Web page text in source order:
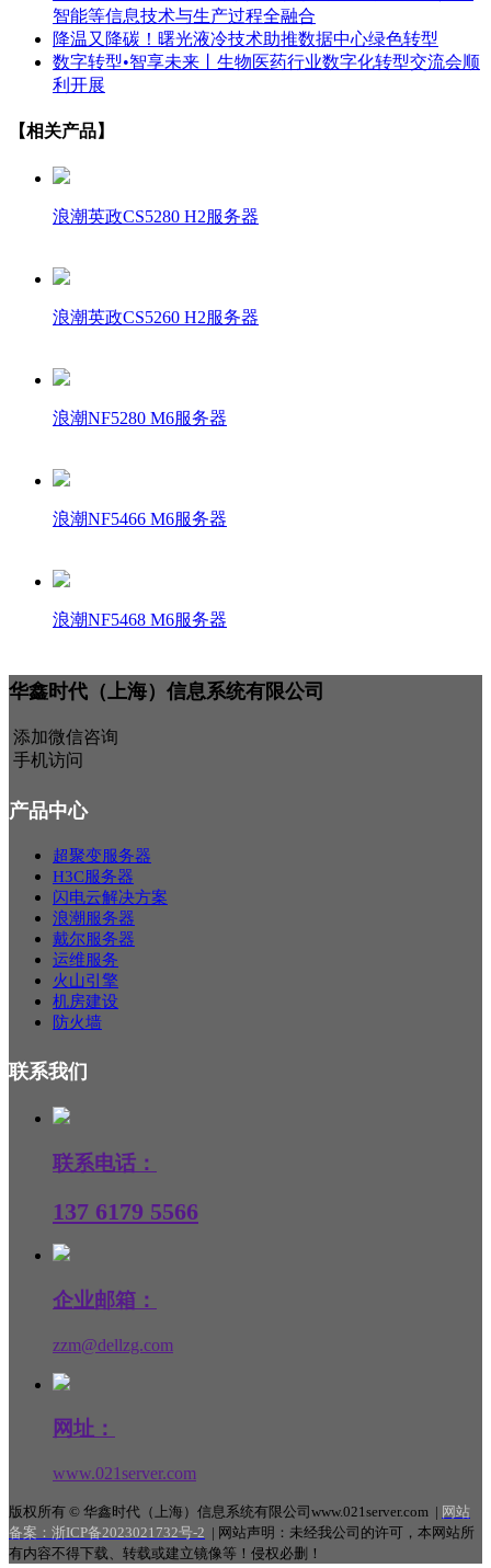
智能等信息技术与生产过程全融合
降温又降碳！曙光液冷技术助推数据中心绿色转型
数字转型•智享未来丨生物医药行业数字化转型交流会顺
利开展
【相关产品】
浪潮英政CS5280 H2服务器
浪潮英政CS5260 H2服务器
浪潮NF5280 M6服务器
浪潮NF5466 M6服务器
浪潮NF5468 M6服务器
华鑫时代（上海）信息系统有限公司
添加微信咨询
手机访问
产品中心
超聚变服务器
H3C服务器
闪电云解决方案
浪潮服务器
戴尔服务器
运维服务
火山引擎
机房建设
防火墙
联系我们
联系电话：
137 6179 5566
企业邮箱：
zzm@dellzg.com
网址：
www.021server.com
版权所有 © 华鑫时代（上海）信息系统有限公司www.021server.com | 网站
备案： 浙ICP备2023021732号-2 | 网站声明：未经我公司的许可，本网站所
有内容不得下载、转载或建立镜像等！侵权必删！